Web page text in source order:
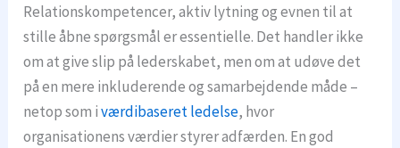
Relationskompetencer, aktiv lytning og evnen til at
stille åbne spørgsmål er essentielle. Det handler ikke
om at give slip på lederskabet, men om at udøve det
på en mere inkluderende og samarbejdende måde –
netop som iværdibaseret ledelse, hvor
organisationens værdier styrer adfærden. En god